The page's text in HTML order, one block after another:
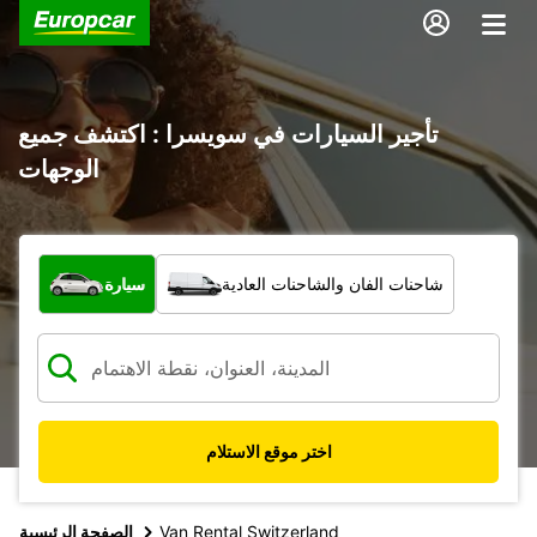
تأجير السيارات في سويسرا : اكتشف جميع
الوجهات
ما نوع المركبة؟
سيارة شاحنات الفان والشاحنات العادية
اختر موقع الاستلام
الصفحة الرئيسية Van Rental Switzerland